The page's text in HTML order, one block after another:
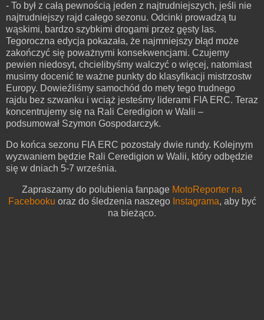
- To był z całą pewnością jeden z najtrudniejszych, jeśli nie
najtrudniejszy rajd całego sezonu. Odcinki prowadzą tu
wąskimi, bardzo szybkimi drogami przez gęsty las.
Tegoroczna edycja pokazała, że najmniejszy błąd może
zakończyć się poważnymi konsekwencjami. Czujemy
pewien niedosyt, chcielibyśmy walczyć o więcej, natomiast
musimy docenić te ważne punkty do klasyfikacji mistrzostw
Europy. Dowieźliśmy samochód do mety tego trudnego
rajdu bez szwanku i wciąż jesteśmy liderami FIA ERC. Teraz
koncentrujemy się na Rali Ceredigion w Walii –
podsumował Szymon Gospodarczyk.
Do końca sezonu FIA ERC pozostały dwie rundy. Kolejnym
wyzwaniem będzie Rali Ceredigion w Walii, który odbędzie
się w dniach 5-7 września.
Zapraszamy do polubienia fanpage MotoReporter na
Facebooku oraz do śledzenia naszego Instagrama, aby być
na bieżąco.